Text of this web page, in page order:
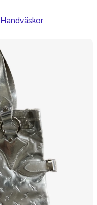
Handväskor